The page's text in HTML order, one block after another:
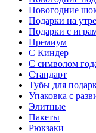
Новогодние
Подарки на
Подарки с
Премиум
С Киндер
С символом
Стандарт
Тубы для
Упаковка с
Элитные
Пакеты
Рюкзаки